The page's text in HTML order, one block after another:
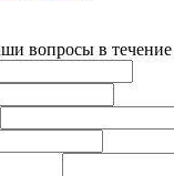
вопросы в течение